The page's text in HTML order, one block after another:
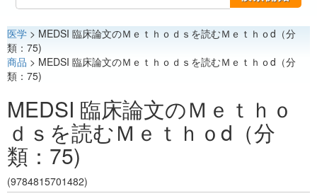
医学
看護
レジデント
医学 > MEDSI 臨床論文のＭｅｔｈｏｄｓを読むＭｅｔｈｏd（分
類：75)
商品 > MEDSI 臨床論文のＭｅｔｈｏｄｓを読むＭｅｔｈｏd（分
類：75)
MEDSI 臨床論文のＭｅｔｈｏ
ｄｓを読むＭｅｔｈｏd（分
類：75)
(9784815701482)